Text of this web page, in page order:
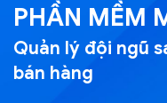
PHẦN MỀM
Quản lý đội ngũ
bán hàng